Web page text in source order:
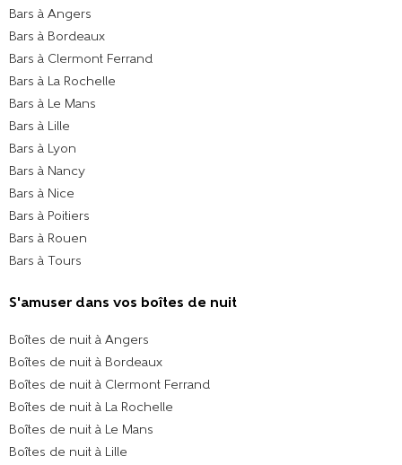
Bars à Angers
Bars à Bordeaux
Bars à Clermont Ferrand
Bars à La Rochelle
Bars à Le Mans
Bars à Lille
Bars à Lyon
Bars à Nancy
Bars à Nice
Bars à Poitiers
Bars à Rouen
Bars à Tours
S'amuser dans vos boîtes de nuit
Boîtes de nuit à Angers
Boîtes de nuit à Bordeaux
Boîtes de nuit à Clermont Ferrand
Boîtes de nuit à La Rochelle
Boîtes de nuit à Le Mans
Boîtes de nuit à Lille